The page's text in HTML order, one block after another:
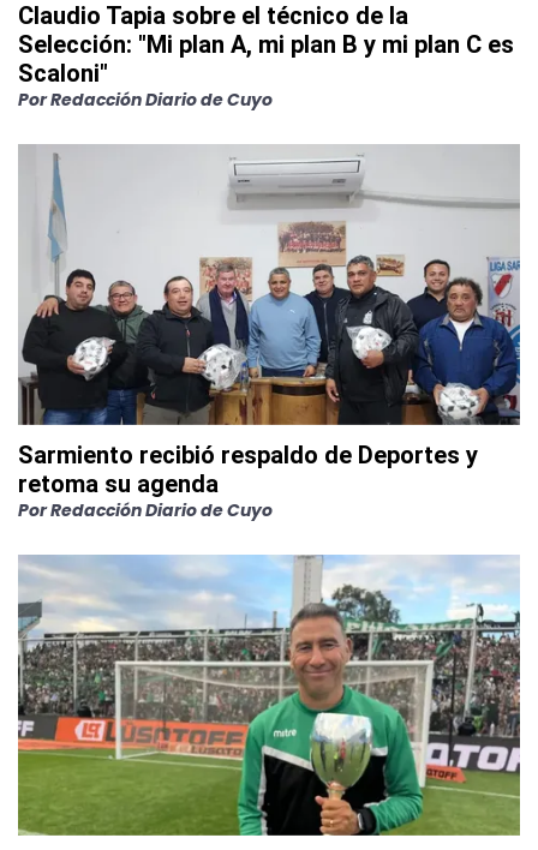
Claudio Tapia sobre el técnico de la
Selección: "Mi plan A, mi plan B y mi plan C es
Scaloni"
PorRedacción Diario de Cuyo
Sarmiento recibió respaldo de Deportes y
retoma su agenda
PorRedacción Diario de Cuyo